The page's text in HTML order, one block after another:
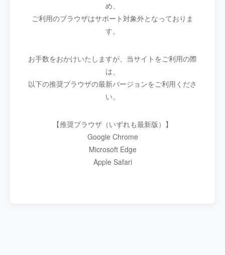
め、
ご利用のブラウザはサポート対象外となっておりま
す。
お手数をおかけいたしますが、当サイトをご利用の際
は、
以下の推奨ブラウザの最新バージョンをご利用くださ
い。
【推奨ブラウザ（いずれも最新版）】
Google Chrome
Microsoft Edge
Apple Safari